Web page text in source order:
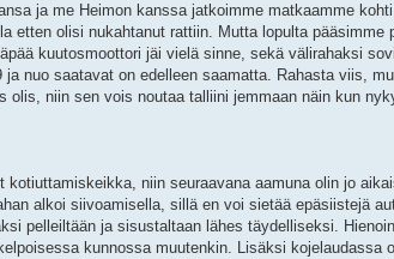
ja me Heimon kanssa jatkoimme matkaamme
etten olisi nukahtanut rattiin. Mutta lopulta pääsimme
kuutosmoottori jäi vielä sinne, sekä välirahaksi
nuo saatavat on edelleen saamatta. Rahasta viis,
olis, niin sen vois noutaa talliini jemmaan näin kun
kotiuttamiskeikka, niin seuraavana aamuna olin jo
alkoi siivoamisella, sillä en voi sietää epäsiistejä
pelleiltään ja sisustaltaan lähes täydelliseksi.
kunnossa muutenkin. Lisäksi kojelaudassa